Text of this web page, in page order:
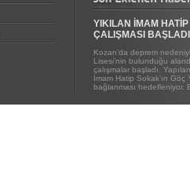
YIKILAN İMAM
ÇALIŞMASI BAŞLADI
Kozan’da deprem
Lisesi’nin bulunduğu
çalışmalar başladı.
İmam Hatip Sokak’ın Göç
bağlanması hedefleniyor.